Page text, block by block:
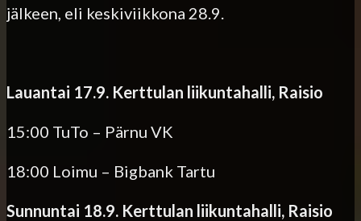
jälkeen, eli keskiviikkona 28.9.
Lauantai 17.9. Kerttulan liikuntahalli, Raisio
15:00 TuTo – Pärnu VK
18:00 Loimu – Bigbank Tartu
Sunnuntai 18.9. Kerttulan liikuntahalli, Raisio